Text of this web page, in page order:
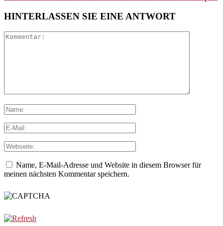
HINTERLASSEN SIE EINE ANTWORT
Name, E-Mail-Adresse und Website in diesem Browser für
meinen nächsten Kommentar speichern.